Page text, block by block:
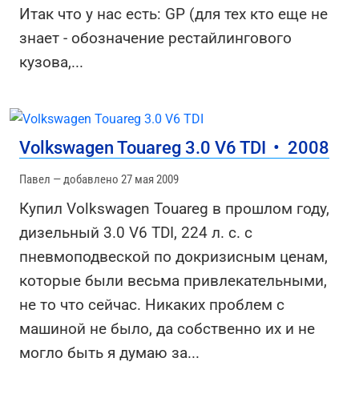
Итак что у нас есть: GP (для тех кто еще не
знает - обозначение рестайлингового
кузова,...
Volkswagen Touareg 3.0 V6 TDI • 2008
Павел — добавлено 27 мая 2009
Купил Volkswagen Touareg в прошлом году,
дизельный 3.0 V6 TDI, 224 л. с. с
пневмоподвеской по докризисным ценам,
которые были весьма привлекательными,
не то что сейчас. Никаких проблем с
машиной не было, да собственно их и не
могло быть я думаю за...